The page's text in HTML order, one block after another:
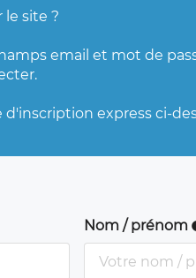
le site ?
email et mot de
express ci-
Nom / prénom